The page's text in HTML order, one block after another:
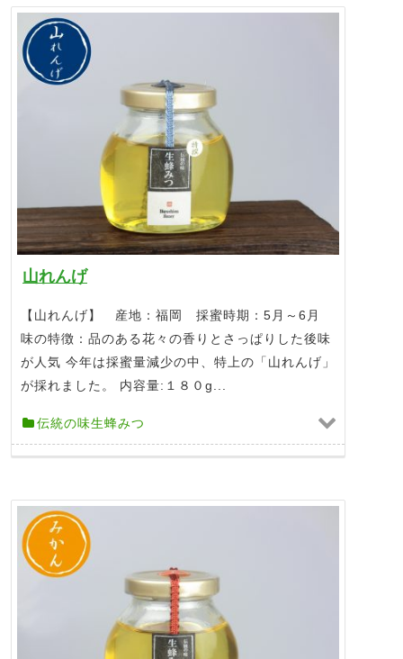
山れんげ
【山れんげ】 産地：福岡 採蜜時期：5月～6月
味の特徴：品のある花々の香りとさっぱりした後味
が人気 今年は採蜜量減少の中、特上の「山れんげ」
が採れました。 内容量:１８０g...
伝統の味生蜂みつ